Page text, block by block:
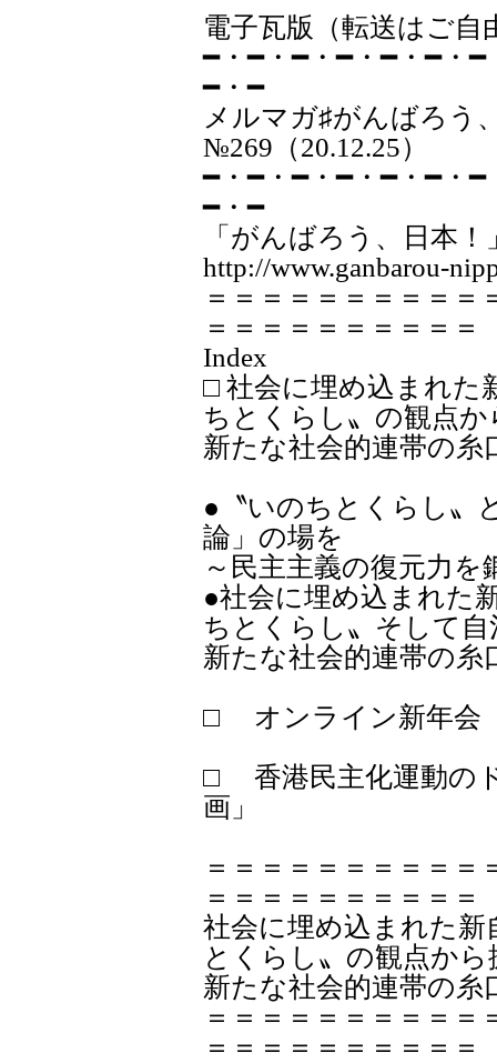
電子瓦版（転送はご自
━・━・━・━・━・━・
━・━
メルマガ♯が
№269（20.12.25）
━・━・━・━・━・━・
━・━
「がんばろう、日本
http://www.ganbarou-
＝＝＝＝＝＝＝＝＝＝
＝＝＝＝＝＝＝＝＝＝
Index
□ 社会に埋め込まれた
ちとくらし〟の観点
新たな社会的連帯の糸
●〝いのちとくらし〟
論」の場を
～民主主義の復元力を
●社会に埋め込まれた
ちとくらし〟そして
新たな社会的連帯の
□ オンライン新年会
□ 香港民主化運動の
画」
＝＝＝＝＝＝＝＝＝＝
＝＝＝＝＝＝＝＝＝＝
社会に埋め込まれた新
とくらし〟の観点から
新たな社会的連帯の糸
＝＝＝＝＝＝＝＝＝＝
＝＝＝＝＝＝＝＝＝＝